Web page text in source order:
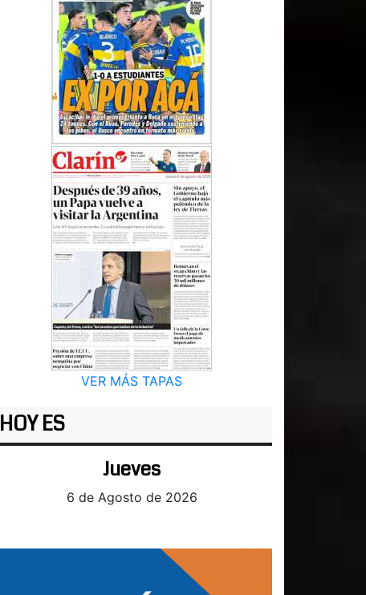
VER MÁS TAPAS
HOY ES
Jueves
6 de Agosto de 2026